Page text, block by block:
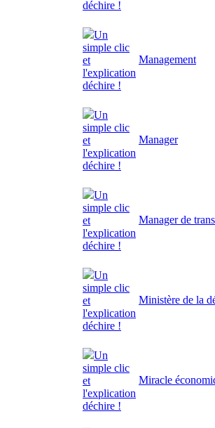
déchire !
Un
simple clic
et
l'explication
déchire !
Management
Un
simple clic
et
l'explication
déchire !
Manager
Un
simple clic
et
l'explication
déchire !
Manager de
Un
simple clic
et
l'explication
déchire !
Ministère de la
Un
simple clic
et
l'explication
déchire !
Miracle